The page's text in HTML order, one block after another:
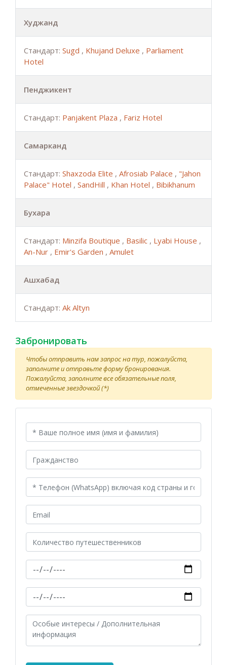
Худжанд
Стандарт: Sugd , Khujand Deluxe , Parliament
Hotel
Пенджикент
Стандарт: Panjakent Plaza , Fariz Hotel
Самарканд
Стандарт: Shaxzoda Elite , Afrosiab Palace , "Jahon
Palace" Hotel , SandHill , Khan Hotel , Bibikhanum
Бухара
Стандарт: Minzifa Boutique , Basilic , Lyabi House ,
An-Nur , Emir's Garden , Amulet
Ашхабад
Стандарт: Ak Altyn
Забронировать
Чтобы отправить нам запрос на тур, пожалуйста,
заполните и отправьте форму бронирования.
Пожалуйста, заполните все обязательные поля,
отмеченные звездочкой (*)